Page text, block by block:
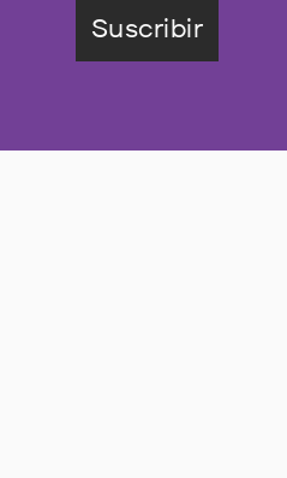
Suscribir